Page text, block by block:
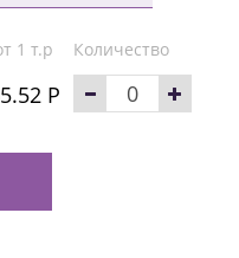
1 т.р Количество
Р